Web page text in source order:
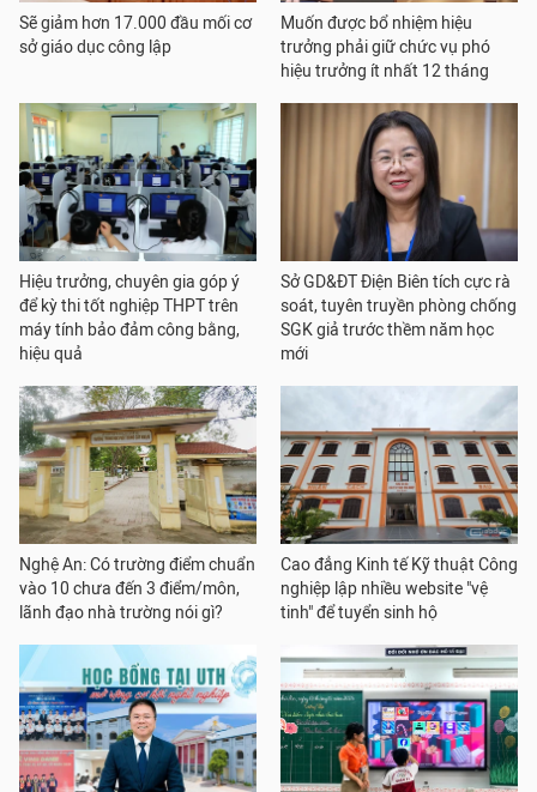
Sẽ giảm hơn 17.000 đầu mối cơ
sở giáo dục công lập
Muốn được bổ nhiệm hiệu
trưởng phải giữ chức vụ phó
hiệu trưởng ít nhất 12 tháng
Hiệu trưởng, chuyên gia góp ý
để kỳ thi tốt nghiệp THPT trên
máy tính bảo đảm công bằng,
hiệu quả
Sở GD&ĐT Điện Biên tích cực rà
soát, tuyên truyền phòng chống
SGK giả trước thềm năm học
mới
Nghệ An: Có trường điểm chuẩn
vào 10 chưa đến 3 điểm/môn,
lãnh đạo nhà trường nói gì?
Cao đẳng Kinh tế Kỹ thuật Công
nghiệp lập nhiều website "vệ
tinh" để tuyển sinh hộ